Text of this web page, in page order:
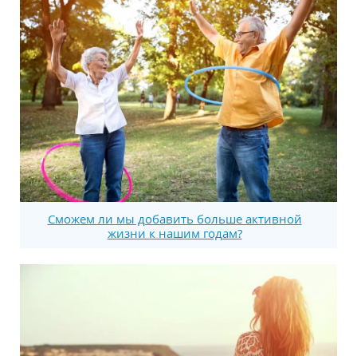
Сможем ли мы добавить больше активной
жизни к нашим годам?